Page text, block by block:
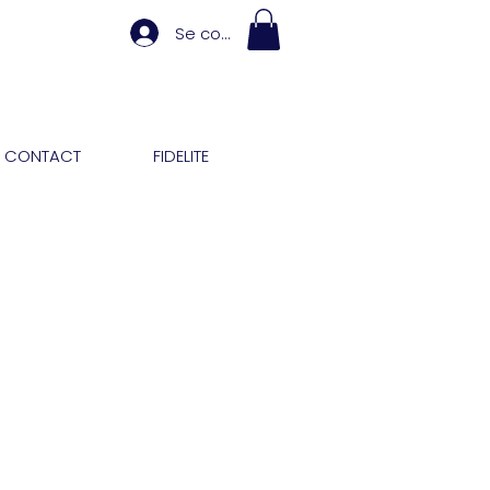
Se connecter
CONTACT FIDELITE